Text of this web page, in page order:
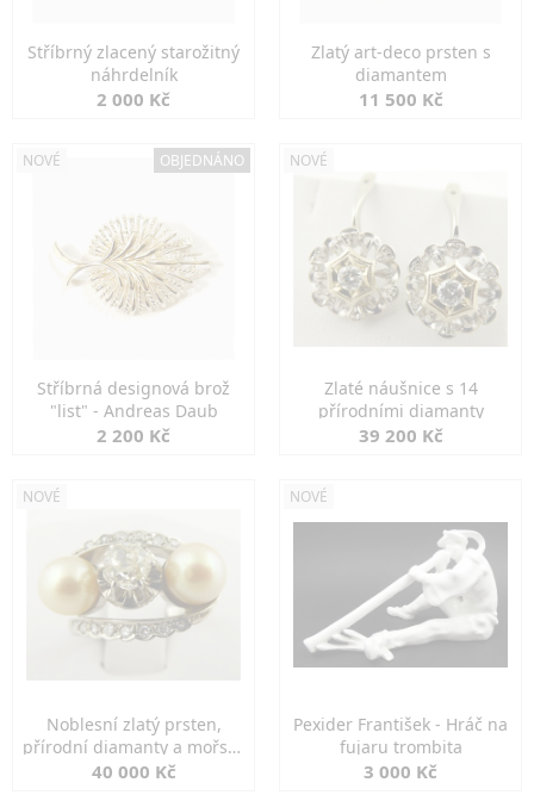
Stříbrný zlacený starožitný
náhrdelník
2 000 Kč
Zlatý art-deco prsten s
diamantem
11 500 Kč
NOVÉ OBJEDNÁNO
Stříbrná designová brož
"list" - Andreas Daub
2 200 Kč
NOVÉ
Zlaté náušnice s 14
přírodními diamanty
39 200 Kč
NOVÉ
Noblesní zlatý prsten,
přírodní diamanty a mořské
perly
40 000 Kč
NOVÉ
Pexider František - Hráč na
fujaru trombita
3 000 Kč